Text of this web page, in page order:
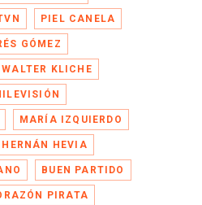
PIEL CANELA
GÓMEZ
WALTER KLICHE
MARÍA IZQUIERDO
HERNÁN HEVIA
BUEN PARTIDO
PIRATA